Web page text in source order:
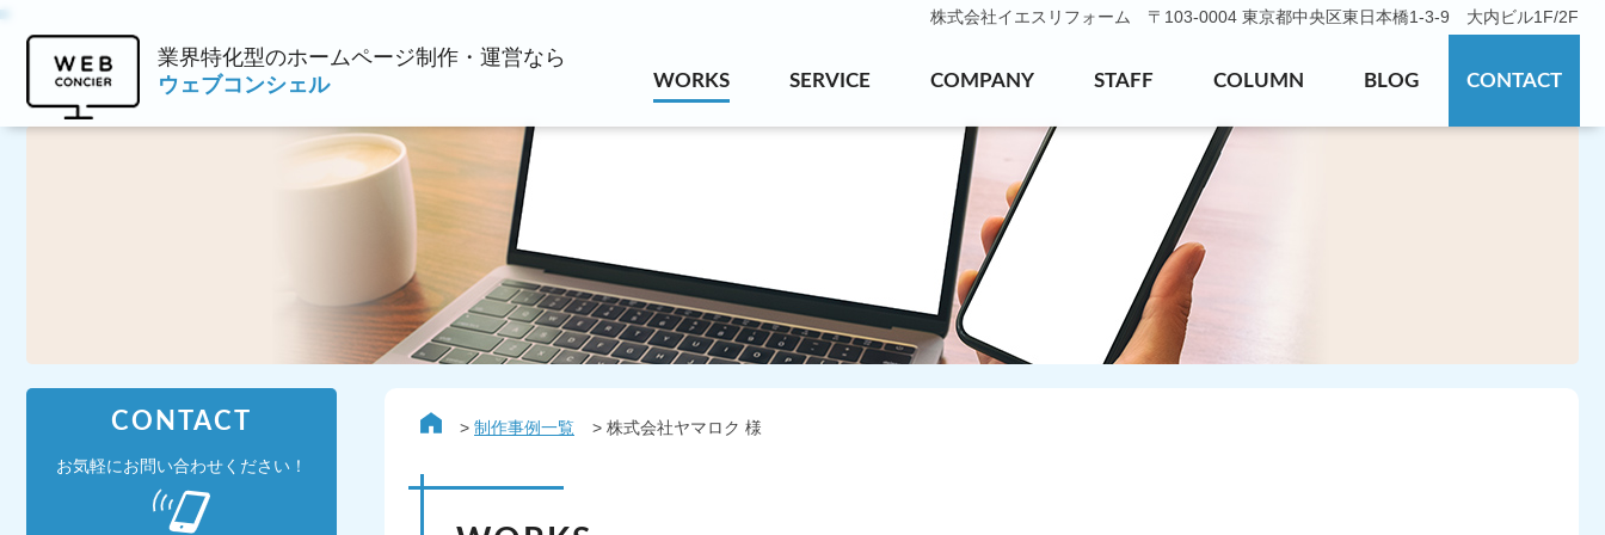
株式会社イエスリフォーム 〒103-0004 東京都中央区東日本橋1-3-9 大内ビル1F/2F
業界特化型のホームページ制作・運営なら
ウェブコンシェル
WORKS SERVICE COMPANY STAFF COLUMN BLOG CONTACT
制作事例一覧 株式会社ヤマロク 様
CONTACT
お気軽にお問い合わせください！